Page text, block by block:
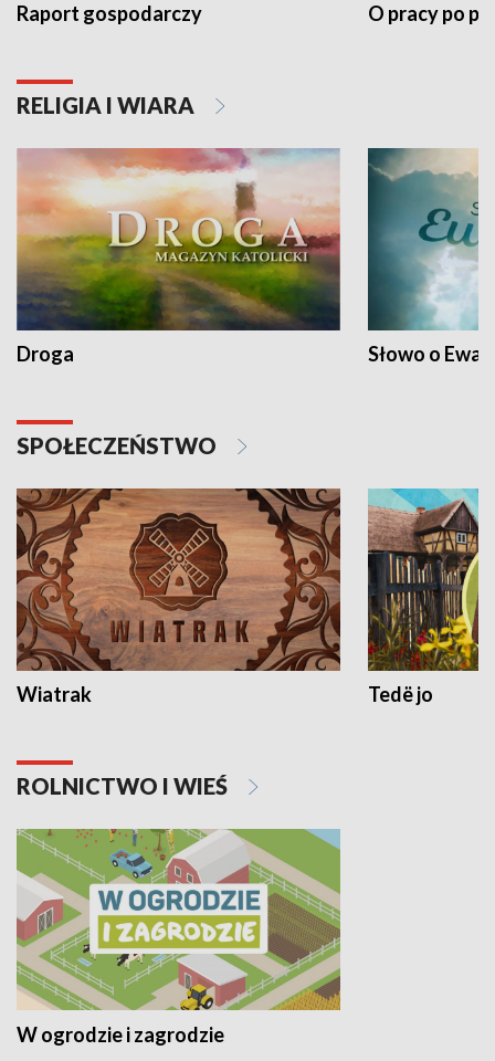
Raport gospodarczy O pracy po
RELIGIA I WIARA
Droga Słowo o
SPOŁECZEŃSTWO
Wiatrak Tedë jo
ROLNICTWO I WIEŚ
W ogrodzie i zagrodzie